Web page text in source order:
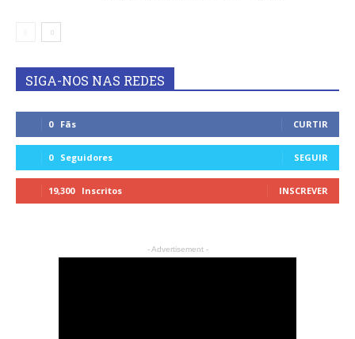
SIGA-NOS NAS REDES
0 Fãs CURTIR
0 Seguidores SEGUIR
19,300 Inscritos INSCREVER
- Advertisement -